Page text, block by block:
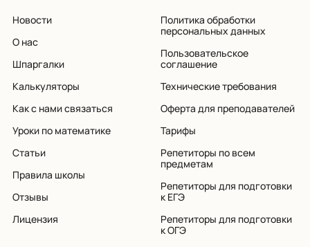
Новости
О нас
Шпаргалки
Калькуляторы
Как с нами связаться
Уроки по математике
Статьи
Правила школы
Отзывы
Лицензия
Политика обработки
персональных данных
Пользовательское
соглашение
Технические требования
Оферта для преподавателей
Тарифы
Репетиторы по всем
предметам
Репетиторы для подготовки
к ЕГЭ
Репетиторы для подготовки
к ОГЭ